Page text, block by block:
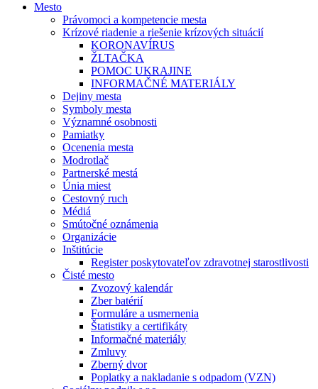
Mesto
Právomoci a kompetencie mesta
Krízové riadenie a riešenie krízových situácií
KORONAVÍRUS
ŽLTAČKA
POMOC UKRAJINE
INFORMAČNÉ MATERIÁLY
Dejiny mesta
Symboly mesta
Významné osobnosti
Pamiatky
Ocenenia mesta
Modrotlač
Partnerské mestá
Únia miest
Cestovný ruch
Médiá
Smútočné oznámenia
Organizácie
Inštitúcie
Register poskytovateľov zdravotnej starostlivosti
Čisté mesto
Zvozový kalendár
Zber batérií
Formuláre a usmernenia
Štatistiky a certifikáty
Informačné materiály
Zmluvy
Zberný dvor
Poplatky a nakladanie s odpadom (VZN)